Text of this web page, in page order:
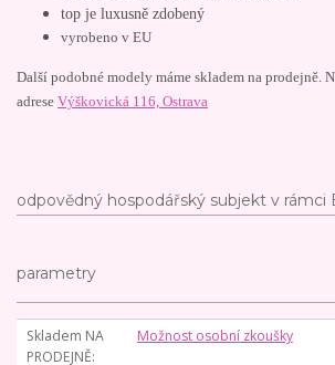
top je luxusně zdobený
vyrobeno v EU
Další podobné modely máme skladem na prodejně.
adrese Výškovická 116, Ostrava
odpovědný hospodářský subjekt v rámci
parametry
Skladem NA
PRODEJNĚ
Možnost osobní zkoušky